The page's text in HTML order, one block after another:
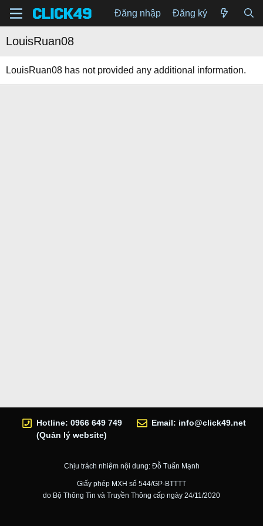
Đăng nhập Đăng ký
LouisRuan08
LouisRuan08 has not provided any additional information.
Hotline: 0966 649 749
(Quản lý website)
Email: info@click49.net
Chịu trách nhiệm nội dung: Đỗ Tuấn Mạnh
Giấy phép MXH số 544/GP-BTTTT
do Bộ Thông Tin và Truyền Thông cấp ngày 24/11/2020